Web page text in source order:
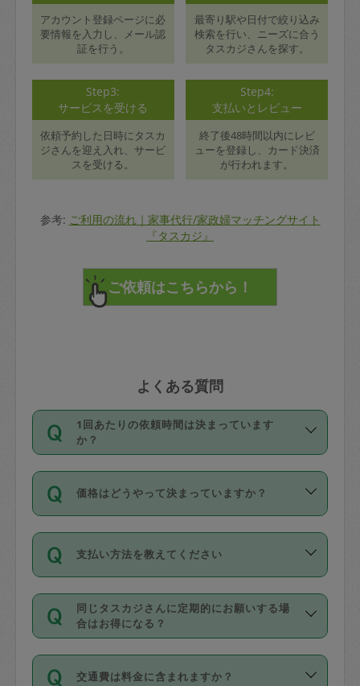
アカウント登録ページに必
要情報を入力し、メール認
証を行う。
最寄り駅や日付で絞り込み
検索を行い、ニーズに合う
タスカジさんを探す。
Step3:
サービスを受ける
依頼予約した日時にタスカ
ジさんを迎え入れ、サービ
スを受ける。
Step4:
支払いとレビュー
終了後48時間以内にレビ
ューを登録し、カード決済
が行われます。
参考: ご利用の流れ｜家事代行/家政婦マッチングサイト
『タスカジ』
よくある質問
1回あたりの依頼時間は決まっています
か？
依頼1回につき3時間固定です。3時間を
超えて依頼したい場合は、延長機能をご
利用ください。機能をご利用いただくに
の上事前申請することが必要です。な
お、3時間を下回っても、値引き等はござ
いません。
価格はどうやって決まっていますか？
11種類の価格帯の中からタスカジさん自
身が価格を選んで設定しています。
タスカジさんの価格設定には最初は制限
があり、レビュー件数、レビューの平均
値、などで除々に設定可能な最高額が上
がっていく仕組みになっています。
支払い方法を教えてください
お支払方法はクレジットカード（Visa／
Master／JCB／AMERICAN EXPRESS／
Diners Club）のみとなります。
を行う際にご入力ください。プロフィー
同じタスカジさんに定期的にお願いする場
合はお得になる？
依頼には「スポット」と「定期（毎週｜
隔週）」があり、「定期」の依頼は「ス
交通費は料金に含まれますか？